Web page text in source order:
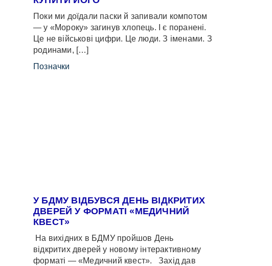
Поки ми доїдали паски й запивали компотом
— у «Мороку» загинув хлопець. І є поранені.
Це не військові цифри. Це люди. З іменами. З
родинами, […]
Позначки
У БДМУ ВІДБУВСЯ ДЕНЬ ВІДКРИТИХ
ДВЕРЕЙ У ФОРМАТІ «МЕДИЧНИЙ
КВЕСТ»
На вихідних в БДМУ пройшов День
відкритих дверей у новому інтерактивному
форматі — «Медичний квест». Захід дав